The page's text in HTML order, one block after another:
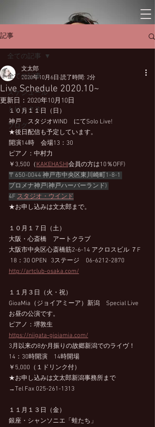
記事
全ての記事
スケジュール
トピックス
ブログ
全ての記事
Live Schedule 2020.10~
文太郎
2020年10月6日 読了時間: 2分
更新日： 2020年10月10日
１０月１１日（日）
神戸　スタジオWIND　にてSolo Live!
★後日配信も予定しています。
開演14時　会場13：30
ピアノ：中村力
￥3,500（KAKEHASHI会員の方は10％OFF)
〒650-0044 神戸市中央区東川崎町1-8-1
プロメナ神戸(神戸ハーバーランド)
4F スタジオ・ウインド
★お申し込みは文太郎まで。
１０月１７日（土）
大阪・心斎橋　アートクラブ
大阪市中央区心斎橋筋2-6-14 アクロスビル ７F
18：30 OPEN   3ステージ　06-6212-2870
http://artclub-osaka.com/
１１月３日（火・祝）
GioaMia（ジョイアミーア）新潟　Special Live
お昼の公演です。
ピアノ：堺敦生
https://niigata-gioiamia.com/
3月以来の8か月振りの故郷新潟でのライヴ！
14：30時開演　14時開場
￥5,000（１ドリンク付）
★お申し込みは文太郎新潟事務所まで
→Tel Fax 025-261-1313
１１月１３日（金）
銀座・シャンソニエ「蛙たち」